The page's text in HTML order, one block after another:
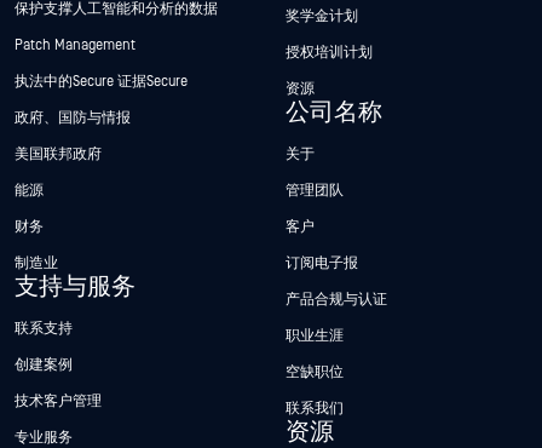
保护支撑人工智能和分析的数据
Patch Management
执法中的Secure 证据Secure
政府、国防与情报
美国联邦政府
能源
财务
制造业
支持与服务
联系支持
创建案例
技术客户管理
专业服务
奖学金计划
授权培训计划
资源
公司名称
关于
管理团队
客户
订阅电子报
产品合规与认证
职业生涯
空缺职位
联系我们
资源